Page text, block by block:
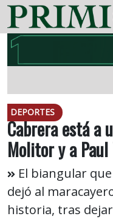
DEPORTES
Cabrera está a
Molitor y a Paul
El biangular
dejó al
historia, tras